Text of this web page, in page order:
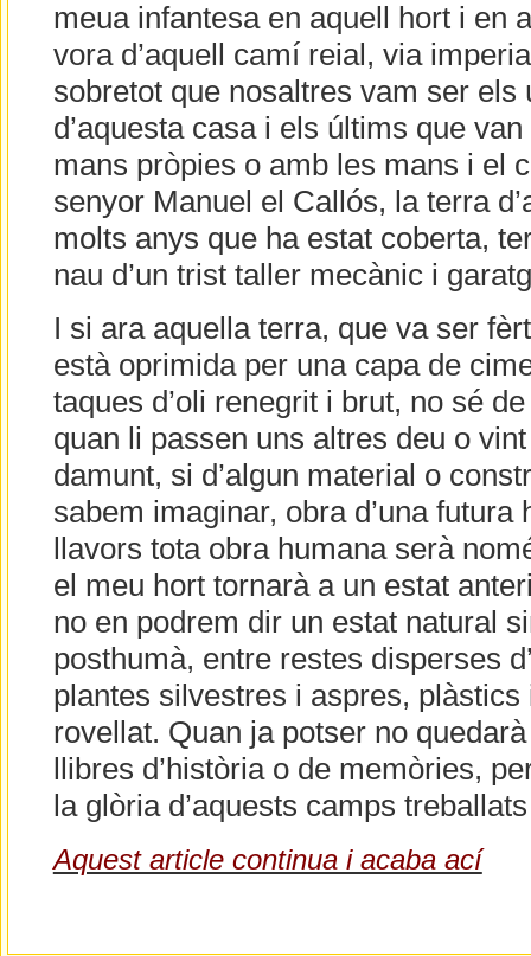
meua infantesa en aquell hort i en
vora d’aquell camí reial, via
sobretot que nosaltres vam ser els
d’aquesta casa i els últims que
mans pròpies o amb les mans i el
senyor Manuel el Callós, la terra
molts anys que ha estat coberta,
nau d’un trist taller mecànic i
I si ara aquella terra, que va ser
està oprimida per una capa de
taques d’oli renegrit i brut, no sé
quan li passen uns altres deu o
damunt, si d’algun material o
sabem imaginar, obra d’una futura
llavors tota obra humana serà
el meu hort tornarà a un estat
no en podrem dir un estat natural
posthumà, entre restes disperses
plantes silvestres i aspres,
rovellat. Quan ja potser no
llibres d’història o de memòries,
la glòria d’aquests camps
Aquest article continua i acaba ací